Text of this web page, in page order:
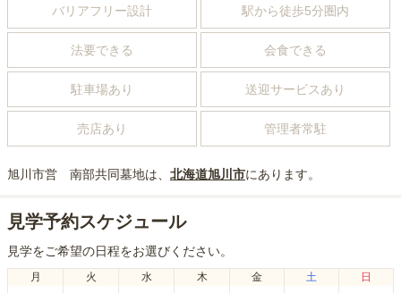
バリアフリー設計 駅から徒歩5分圏内
法要できる 会食できる
駐車場あり 送迎サービスあり
売店あり 管理者常駐
旭川市営 南部共同墓地は、 北海道旭川市にあり ます。
見学予約スケジュール
見学をご希望の日程をお選びください。
月 火 水 木 金 土 日